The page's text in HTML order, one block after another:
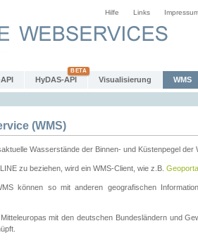
Hilfe Links
HyDAS-API Visualisierung WMS
(WMS)
Wasserstände der Binnen- und Küstenpegel
zu beziehen, wird ein WMS-Client, wie z.B.
können so mit anderen geografischen
mit den deutschen Bundesländern und